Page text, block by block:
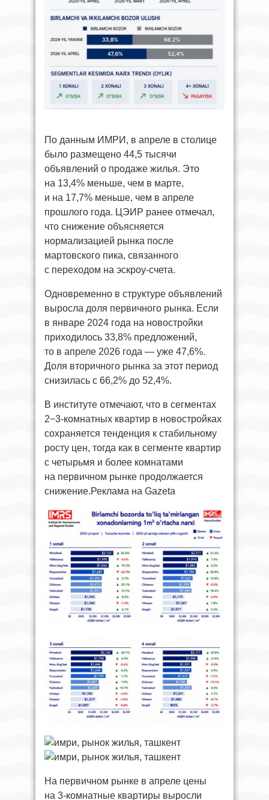
По данным ИМРИ, в апреле в столице
было размещено 44,5 тысячи
объявлений о продаже жилья. Это
на 13,4% меньше, чем в марте,
и на 17,7% меньше, чем в апреле
прошлого года. ЦЭИР ранее отмечал,
что снижение объясняется
нормализацией рынка после
мартовского пика, связанного
с переходом на эскроу-счета.
Одновременно в структуре объявлений
выросла доля первичного рынка. Если
в январе 2024 года на новостройки
приходилось 33,8% предложений,
то в апреле 2026 года — уже 47,6%.
Доля вторичного рынка за этот период
снизилась с 66,2% до 52,4%.
В институте отмечают, что в сегментах
2−3-комнатных квартир в новостройках
сохраняется тенденция к стабильному
росту цен, тогда как в сегменте квартир
с четырьмя и более комнатами
на первичном рынке продолжается
снижение.Реклама на Gazeta
На первичном рынке в апреле цены
на 3-комнатные квартиры выросли